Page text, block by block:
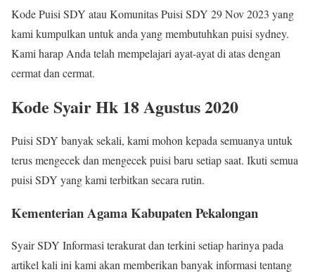
Kode Puisi SDY atau Komunitas Puisi SDY 29 Nov 2023 yang
kami kumpulkan untuk anda yang membutuhkan puisi sydney.
Kami harap Anda telah mempelajari ayat-ayat di atas dengan
cermat dan cermat.
Kode Syair Hk 18 Agustus 2020
Puisi SDY banyak sekali, kami mohon kepada semuanya untuk
terus mengecek dan mengecek puisi baru setiap saat. Ikuti semua
puisi SDY yang kami terbitkan secara rutin.
Kementerian Agama Kabupaten Pekalongan
Syair SDY Informasi terakurat dan terkini setiap harinya pada
artikel kali ini kami akan memberikan banyak informasi tentang